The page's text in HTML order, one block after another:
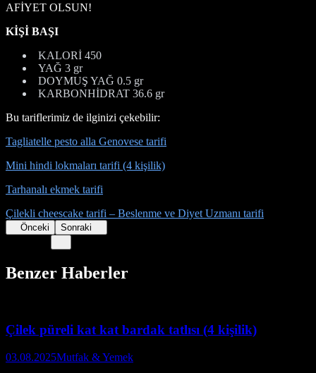
AFİYET OLSUN!
KİŞİ BAŞI
KALORİ 450
YAĞ 3 gr
DOYMUŞ YAĞ 0.5 gr
KARBONHİDRAT 36.6 gr
Bu tariflerimiz de ilginizi çekebilir:
Tagliatelle pesto alla Genovese tarifi
Mini hindi lokmaları tarifi (4 kişilik)
Tarhanalı ekmek tarifi
Çilekli cheescake tarifi – Beslenme ve Diyet Uzmanı tarifi
Önceki Sonraki
Benzer Haberler
Çilek püreli kat kat bardak tatlısı (4 kişilik)
03.08.2025Mutfak & Yemek